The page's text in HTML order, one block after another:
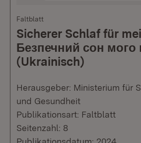
Faltblatt
Sicherer Schlaf für
Безпечний сон
(Ukrainisch)
Herausgeber: Ministerium für
und Gesundheit
Publikationsart: Faltblatt
Seitenzahl: 8